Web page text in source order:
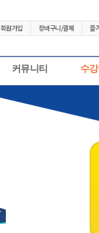
회원가입 장바구니/결제 즐
커뮤니티 수